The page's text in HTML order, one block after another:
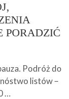
PORADZIĆ
Podróż do
listów –
…